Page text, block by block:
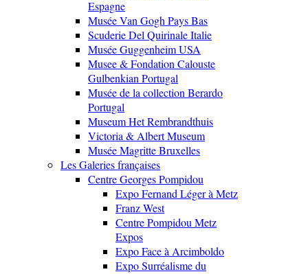
Espagne
Musée Van Gogh Pays Bas
Scuderie Del Quirinale Italie
Musée Guggenheim USA
Musee & Fondation Calouste
Gulbenkian Portugal
Musée de la collection Berardo
Portugal
Museum Het Rembrandthuis
Victoria & Albert Museum
Musée Magritte Bruxelles
Les Galeries françaises
Centre Georges Pompidou
Expo Fernand Léger à Metz
Franz West
Centre Pompidou Metz
Expos
Expo Face à Arcimboldo
Expo Surréalisme du